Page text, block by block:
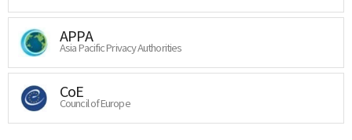
APPA
Asia Pacific Privacy Authorities
CoE
Council of Europe